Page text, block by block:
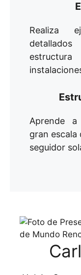
Realiza
Aprende
gran
seguidor